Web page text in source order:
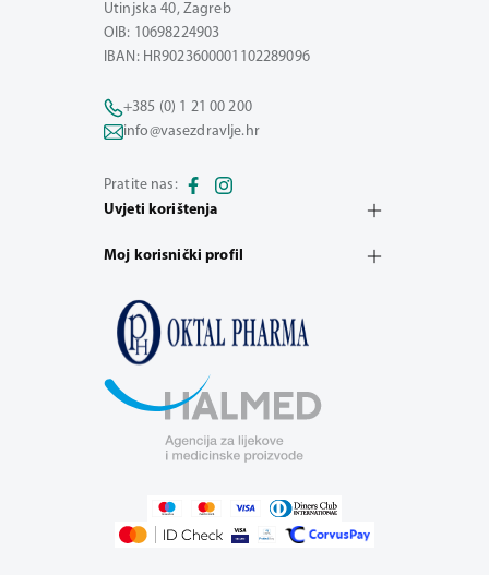
Utinjska 40, Zagreb
OIB: 10698224903
IBAN: HR9023600001102289096
+385 (0) 1 21 00 200
info@vasezdravlje.hr
Pratite nas:
Uvjeti korištenja
Moj korisnički profil